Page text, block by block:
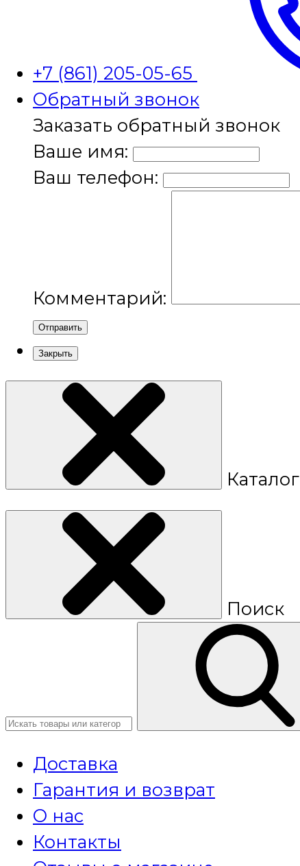
+7 (861) 205-05-65
Обратный звонок
Заказать обратный звонок
Ваше имя:
Ваш телефон:
Комментарий:
Отправить
Закрыть
Каталог
Поиск
Доставка
Гарантия и возврат
О нас
Контакты